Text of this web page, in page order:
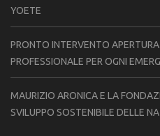
YOETE
PRONTO INTERVENTO
PROFESSIONALE PER OGNI
MAURIZIO ARONICA E LA
SVILUPPO SOSTENIBILE DELLE